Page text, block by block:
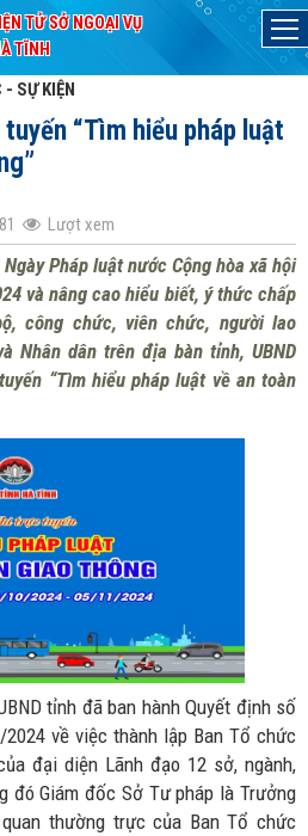
TỬ SỞ NGOẠI VỤ
TĨNH
SỰ KIỆN
“Tìm hiểu pháp luật
Lượt xem
Pháp luật nước Cộng hòa xã hội
và nâng cao hiểu biết, ý thức chấp
công chức, viên chức, người lao
Nhân dân trên địa bàn tỉnh, UBND
“Tìm hiểu pháp luật về an toàn
tỉnh đã ban hành Quyết định số
2024 về việc thành lập Ban Tổ chức
đại diện Lãnh đạo 12 sở, ngành,
đó Giám đốc Sở Tư pháp là Trưởng
thường trực của Ban Tổ chức